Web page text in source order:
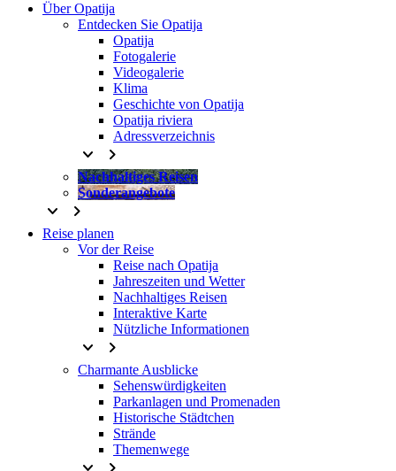
Über Opatija
Entdecken Sie Opatija
Opatija
Fotogalerie
Videogalerie
Klima
Geschichte von Opatija
Opatija riviera
Adressverzeichnis
keyboard_arrow_down keyboard_arrow_right
Nachhaltiges Reisen
Sonderangebote
keyboard_arrow_down keyboard_arrow_right
Reise planen
Vor der Reise
Reise nach Opatija
Jahreszeiten und Wetter
Nachhaltiges Reisen
Interaktive Karte
Nützliche Informationen
keyboard_arrow_down keyboard_arrow_right
Charmante Ausblicke
Sehenswürdigkeiten
Parkanlagen und Promenaden
Historische Städtchen
Strände
Themenwege